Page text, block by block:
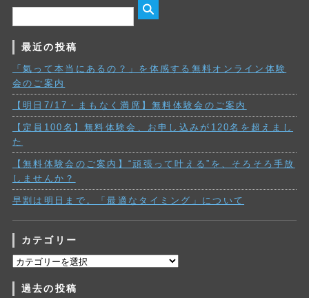
最近の投稿
「氣って本当にあるの？」を体感する無料オンライン体験
会のご案内
【明日7/17・まもなく満席】無料体験会のご案内
【定員100名】無料体験会、お申し込みが120名を超えまし
た
【無料体験会のご案内】“頑張って叶える”を、そろそろ手放
しませんか？
早割は明日まで。「最適なタイミング」について
カテゴリー
カ
ゴ過去の投稿